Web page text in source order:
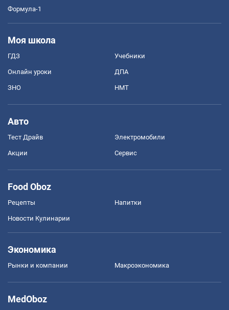
Формула-1
Моя школа
ГДЗ Учебники
Онлайн уроки ДПА
ЗНО НМТ
Авто
Тест Драйв Электромобили
Акции Сервис
Food Oboz
Рецепты Напитки
Новости Кулинарии
Экономика
Рынки и компании Mакроэкономика
MedOboz